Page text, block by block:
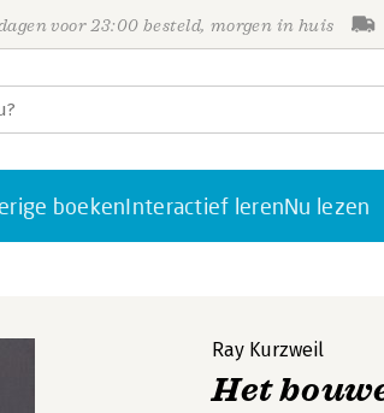
voor 23:00 besteld, morgen in huis
boekenInteractief lerenNu lezen
Ray Kurzweil
Het